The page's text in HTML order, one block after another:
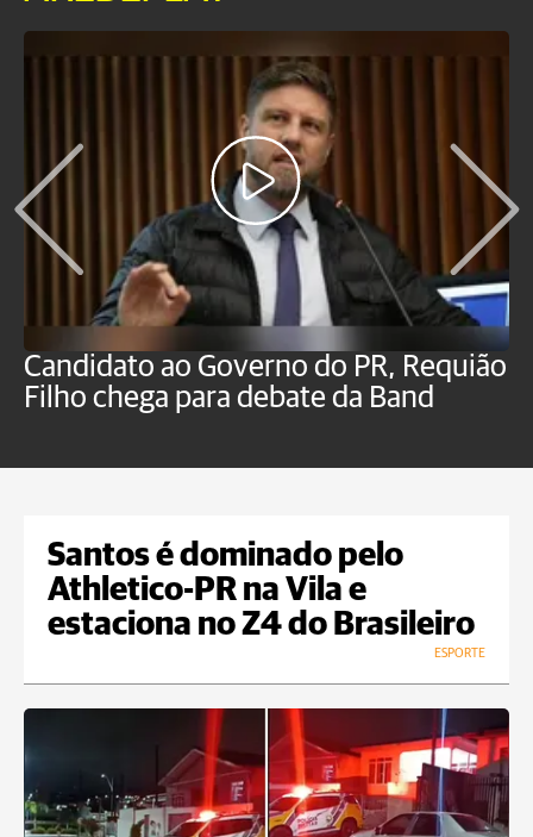
Candidato ao Governo do PR, Requião
Filho chega para debate da Band
Santos é dominado pelo
Athletico-PR na Vila e
estaciona no Z4 do Brasileiro
ESPORTE